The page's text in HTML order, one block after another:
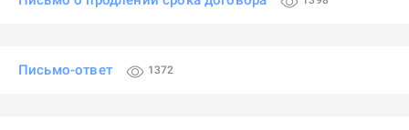
Письмо-ответ 1372